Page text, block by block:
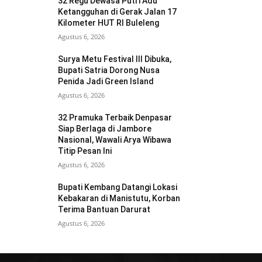
Ketangguhan di Gerak Jalan 17
Kilometer HUT RI Buleleng
Agustus 6, 2026
Surya Metu Festival III Dibuka,
Bupati Satria Dorong Nusa
Penida Jadi Green Island
Agustus 6, 2026
32 Pramuka Terbaik Denpasar
Siap Berlaga di Jambore
Nasional, Wawali Arya Wibawa
Titip Pesan Ini
Agustus 6, 2026
Bupati Kembang Datangi Lokasi
Kebakaran di Manistutu, Korban
Terima Bantuan Darurat
Agustus 6, 2026